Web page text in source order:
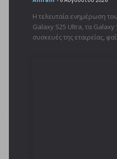
Η τελευταία ενημέρωση
Galaxy S25 Ultra, τα Galaxy
συσκευές της εταιρείας,